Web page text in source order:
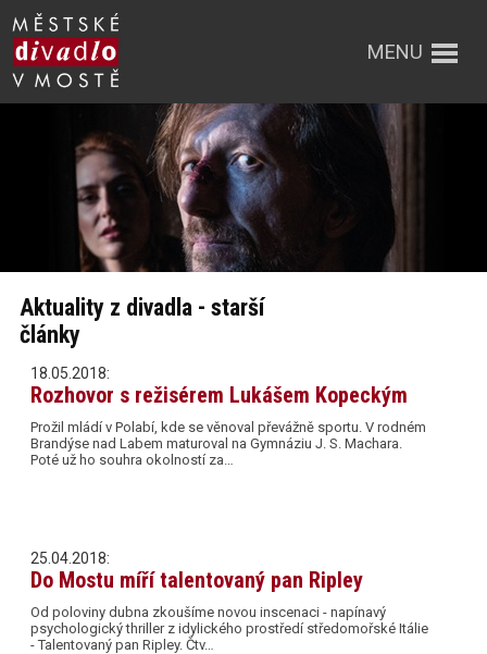
MENU
Aktuality z divadla - starší
články
18.05.2018:
Rozhovor s režisérem Lukášem Kopeckým
Prožil mládí v Polabí, kde se věnoval převážně sportu. V rodném
Brandýse nad Labem maturoval na Gymnáziu J. S. Machara.
Poté už ho souhra okolností za…
25.04.2018:
Do Mostu míří talentovaný pan Ripley
Od poloviny dubna zkoušíme novou inscenaci - napínavý
psychologický thriller z idylického prostředí středomořské Itálie
- Talentovaný pan Ripley. Čtv…